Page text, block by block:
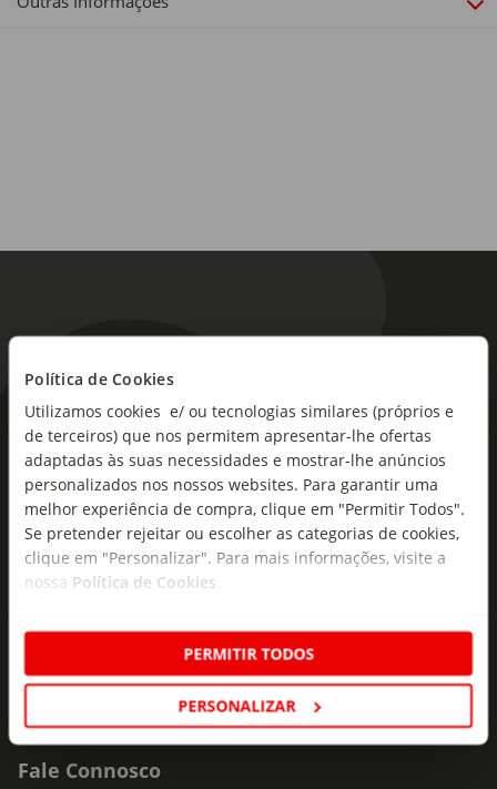
Política de Cookies
Utilizamos cookies e/ ou tecnologias similares (próprios e
de terceiros) que nos permitem apresentar-lhe ofertas
adaptadas às suas necessidades e mostrar-lhe anúncios
personalizados nos nossos websites. Para garantir uma
melhor experiência de compra, clique em "Permitir Todos".
Se pretender rejeitar ou escolher as categorias de cookies,
clique em "Personalizar". Para mais informações, visite a
nossa Política de Cookies
PERMITIR TODOS
PERSONALIZAR
As novidades mais frescas no
seu e-mail!
Subscreva e descubra campanhas exclusivas,
ofertas e novidades para si.
Insira o seu e-
mail
Fale Connosco